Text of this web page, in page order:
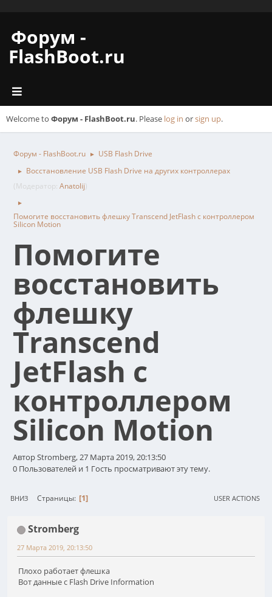
Форум -
FlashBoot.ru
Welcome to Форум - FlashBoot.ru. Please log in orsign up.
Форум - FlashBoot.ru ► USB Flash Drive
►
Восстановление USB Flash Drive на других контроллерах
(Модератор: Anatolij)
►
Помогите восстановить флешку Transcend JetFlash с контроллером
Silicon Motion
Помогите
восстановить
флешку
Transcend
JetFlash с
контроллером
Silicon Motion
Автор Stromberg, 27 Марта 2019, 20:13:50
0 Пользователей и 1 Гость просматривают эту тему.
ВНИЗ Страницы 1 USER ACTIONS
Stromberg
27 Марта 2019, 20:13:50
Плохо работает флешка
Вот данные с Flash Drive Information